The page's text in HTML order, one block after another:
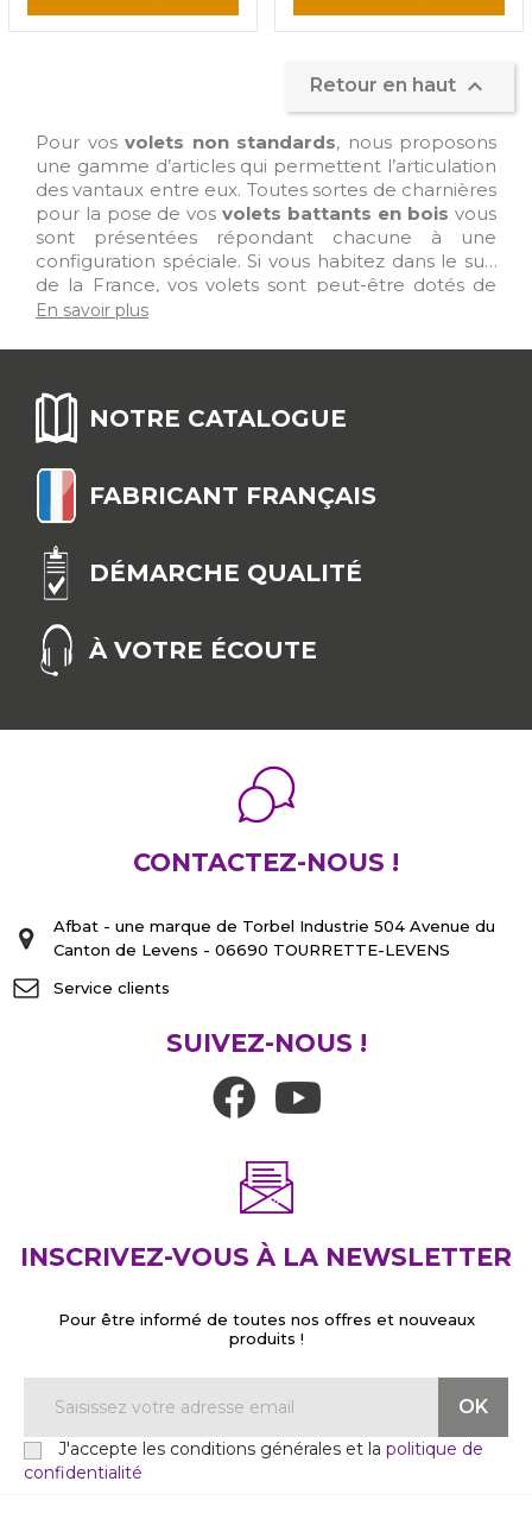
Retour en haut 
Pour vos volets non standards, nous proposons
une gamme d’articles qui permettent l’articulation
des vantaux entre eux. Toutes sortes de charnières
pour la pose de vos volets battants en bois vous
sont présentées répondant chacune à une
configuration spéciale. Si vous habitez dans le sud
de la France, vos volets sont peut-être dotés de
portisol ce qui aide à l’aération et à la
En savoir plus
NOTRE CATALOGUE
FABRICANT FRANÇAIS
DÉMARCHE QUALITÉ
À VOTRE ÉCOUTE
CONTACTEZ-NOUS !
Afbat - une marque de Torbel Industrie 504 Avenue du
Canton de Levens - 06690 TOURRETTE-LEVENS
Service clients
SUIVEZ-NOUS !
INSCRIVEZ-VOUS À LA NEWSLETTER
Pour être informé de toutes nos offres et nouveaux
produits !
J'accepte les conditions générales et la politique de
confidentialité